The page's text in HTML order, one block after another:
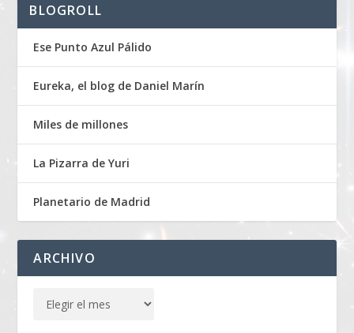
BLOGROLL
Ese Punto Azul Pálido
Eureka, el blog de Daniel Marín
Miles de millones
La Pizarra de Yuri
Planetario de Madrid
ARCHIVO